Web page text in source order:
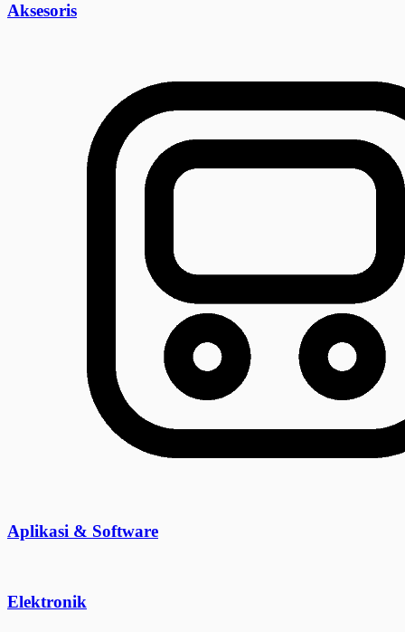
Aksesoris
Aplikasi & Software
Elektronik